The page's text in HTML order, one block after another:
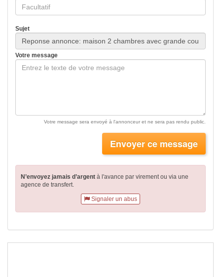
Sujet
Votre message
Votre message sera envoyé à l'annonceur et ne sera pas rendu public.
Envoyer ce message
N’envoyez jamais d’argent à l'avance par virementou via une
agence de transfert.
Signaler un abus